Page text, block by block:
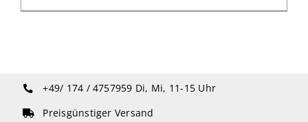
+49/ 174 / 4757959 Di, Mi, 11-15 Uhr
Preisgünstiger Versand